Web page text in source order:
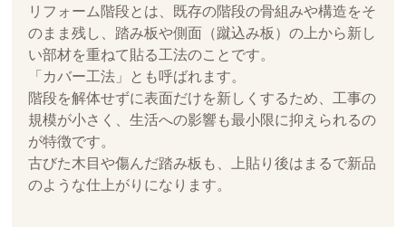
リフォーム階段とは、既存の階段の骨組みや構造をそ
のまま残し、踏み板や側面（蹴込み板）の上から新し
い部材を重ねて貼る工法のことです。
「カバー工法」とも呼ばれます。
階段を解体せずに表面だけを新しくするため、工事の
規模が小さく、生活への影響も最小限に抑えられるの
が特徴です。
古びた木目や傷んだ踏み板も、上貼り後はまるで新品
のような仕上がりになります。